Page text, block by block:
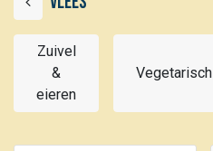
Zuivel
&
eieren
Vegetarisch